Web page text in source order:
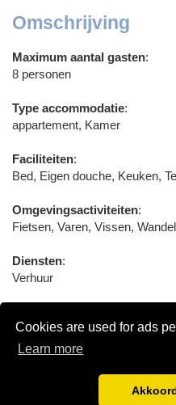
Cookies are used for ads
Learn more
Omschrijving
Maximum aantal gasten:
8 personen
Type accommodatie:
appartement, Kamer
Faciliteiten:
Bed, Eigen douche, Keuken,
Omgevingsactiviteiten:
Fietsen, Varen, Vissen,
Diensten:
Verhuur
Zwembad